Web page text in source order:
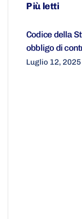
Più letti
Codice della
obbligo di
Luglio 12, 2025